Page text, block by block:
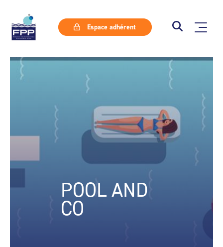
Espace adhérent
POOL AND
CO